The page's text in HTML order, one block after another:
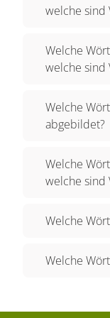
weiter zu den
VIER hört
mit einem F
der VAMPIR
Welches sind
Versteck.
man denn,
ausgedacht.
kann man
welche sind
Welche
welche sind
Welche
abgebildet?
Welche
welche sind
Welche
Welche